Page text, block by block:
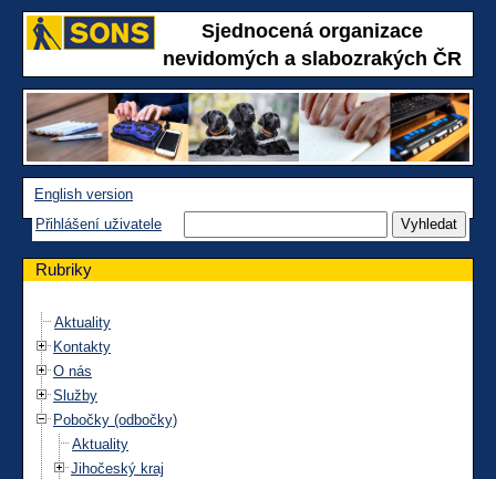
Sjednocená organizace
nevidomých a slabozrakých ČR
English version
Přihlášení uživatele
Rubriky
Aktuality
Kontakty
O nás
Služby
Pobočky (odbočky)
Aktuality
Jihočeský kraj